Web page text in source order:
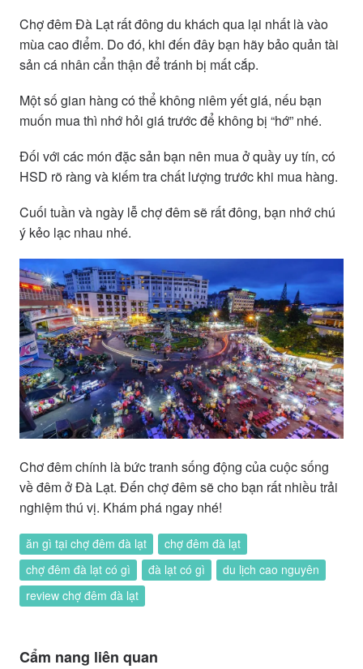
Chợ đêm Đà Lạt rất đông du khách qua lại nhất là vào
mùa cao điểm. Do đó, khi đến đây bạn hãy bảo quản tài
sản cá nhân cẩn thận để tránh bị mất cắp.
Một số gian hàng có thể không niêm yết giá, nếu bạn
muốn mua thì nhớ hỏi giá trước để không bị “hớ” nhé.
Đối với các món đặc sản bạn nên mua ở quầy uy tín, có
HSD rõ ràng và kiếm tra chất lượng trước khi mua hàng.
Cuối tuần và ngày lễ chợ đêm sẽ rất đông, bạn nhớ chú
ý kẻo lạc nhau nhé.
Chơ đêm chính là bức tranh sống động của cuộc sống
về đêm ở Đà Lạt. Đến chợ đêm sẽ cho bạn rất nhiều trải
nghiệm thú vị. Khám phá ngay nhé!
ăn gì tại chợ đêm đà lạt
chợ đêm đà lạt
chợ đêm đà lạt có gì
đà lạt có gì
du lịch cao nguyên
review chợ đêm đà lạt
Cẩm nang liên quan